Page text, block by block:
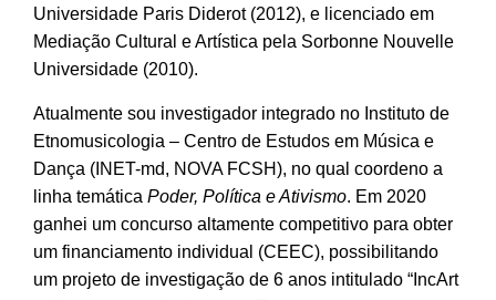
Universidade Paris Diderot (2012), e licenciado em
Mediação Cultural e Artística pela Sorbonne Nouvelle
Universidade (2010).
Atualmente sou investigador integrado no Instituto de
Etnomusicologia – Centro de Estudos em Música e
Dança (INET-md, NOVA FCSH), no qual coordeno a
linha temática Poder, Política e Ativismo. Em 2020
ganhei um concurso altamente competitivo para obter
um financiamento individual (CEEC), possibilitando
um projeto de investigação de 6 anos intitulado “IncArt